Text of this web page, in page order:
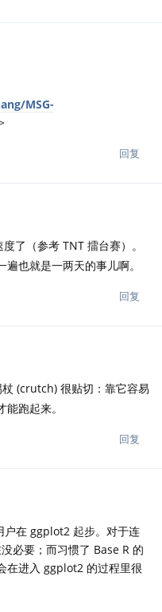
MSG-
回复
了（参考 TNT 擂台赛）。
也就是一两天的事儿啊。
回复
(crutch) 很贴切：靠它容易
跑起来。
回复
户在 ggplot2 起步。对于连
必要；而习惯了 Base R 的
在进入 ggplot2 的过程里很